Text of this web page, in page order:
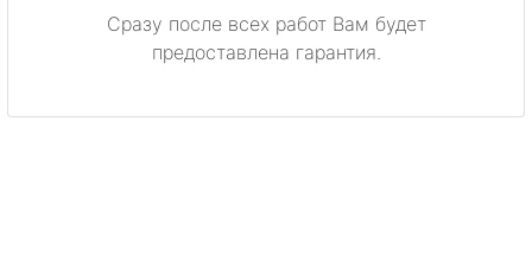
Сразу после всех работ Вам будет
предоставлена гарантия.